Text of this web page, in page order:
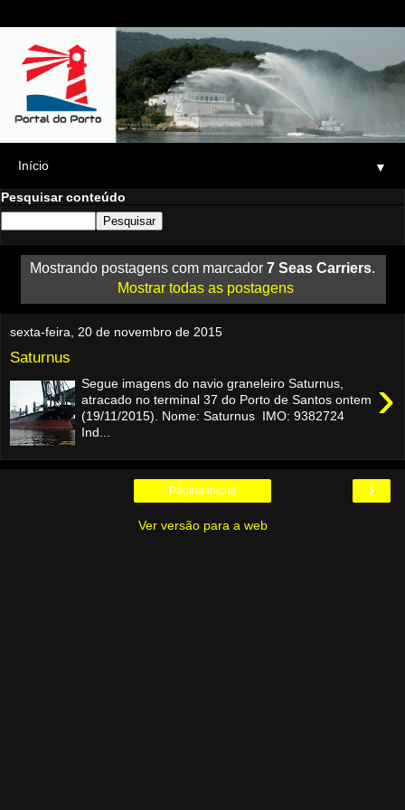
▼
Pesquisar conteúdo
Mostrando postagens com marcador 7 Seas Carriers.
Mostrar todas as postagens
sexta-feira, 20 de novembro de 2015
Saturnus
›
Segue imagens do navio graneleiro Saturnus,
atracado no terminal 37 do Porto de Santos ontem
(19/11/2015). Nome: Saturnus IMO: 9382724
Ind...
›
Página inicial
Ver versão para a web